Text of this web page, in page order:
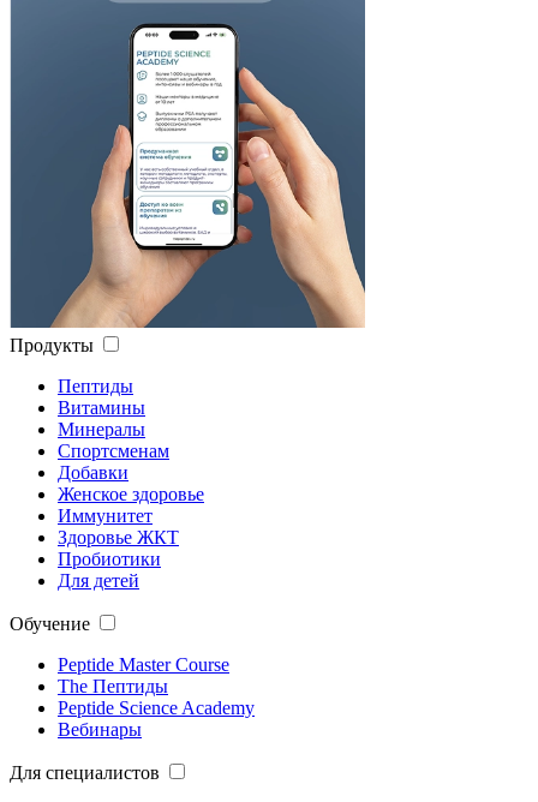
Продукты
Пептиды
Витамины
Минералы
Спортсменам
Добавки
Женское здоровье
Иммунитет
Здоровье ЖКТ
Пробиотики
Для детей
Обучение
Peptide Master Course
The Пептиды
Peptide Science Academy
Вебинары
Для специалистов